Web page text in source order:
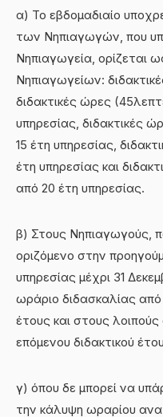
α) Το εβδομαδιαίο
των Νηπιαγωγών, που
Νηπιαγωγεία, ορίζεται
Νηπιαγωγείων:
διδακτικές ώρες
υπηρεσίας, διδακτικές
15 έτη υπηρεσίας,
έτη υπηρεσίας και
από 20 έτη υπηρεσίας.
β) Στους Νηπιαγωγούς,
οριζόμενο στην
υπηρεσίας μέχρι 31
ωράριο διδασκαλίας από
έτους και στους
επόμενου διδακτικού
γ) όπου δε μπορεί να
την κάλυψη ωραρίου